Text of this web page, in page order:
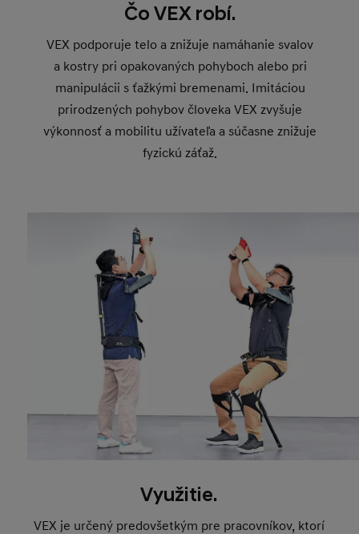
Čo VEX robí.
VEX podporuje telo a znižuje namáhanie svalov
a kostry pri opakovaných pohyboch alebo pri
manipulácii s ťažkými bremenami. Imitáciou
prirodzených pohybov človeka VEX zvyšuje
výkonnosť a mobilitu užívateľa a súčasne znižuje
fyzickú záťaž.
Využitie.
VEX je určený predovšetkým pre pracovníkov, ktorí